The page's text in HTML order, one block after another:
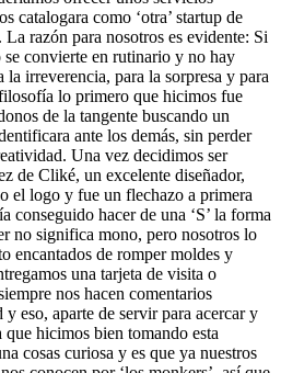
catalogara como ‘otra’ startup de
razón para nosotros es evidente: Si
se convierte en rutinario y no hay
irreverencia, para la sorpresa y para
lo primero que hicimos fue
de la tangente buscando un
ante los demás, sin perder
Una vez decidimos ser
de Cliké, un excelente diseñador,
el logo y fue un flechazo a primera
conseguido hacer de una ‘S’ la forma
no significa mono, pero nosotros lo
encantados de romper moldes y
una tarjeta de visita o
nos hacen comentarios
eso, aparte de servir para acercar y
hicimos bien tomando esta
cosas curiosa y es que ya nuestros